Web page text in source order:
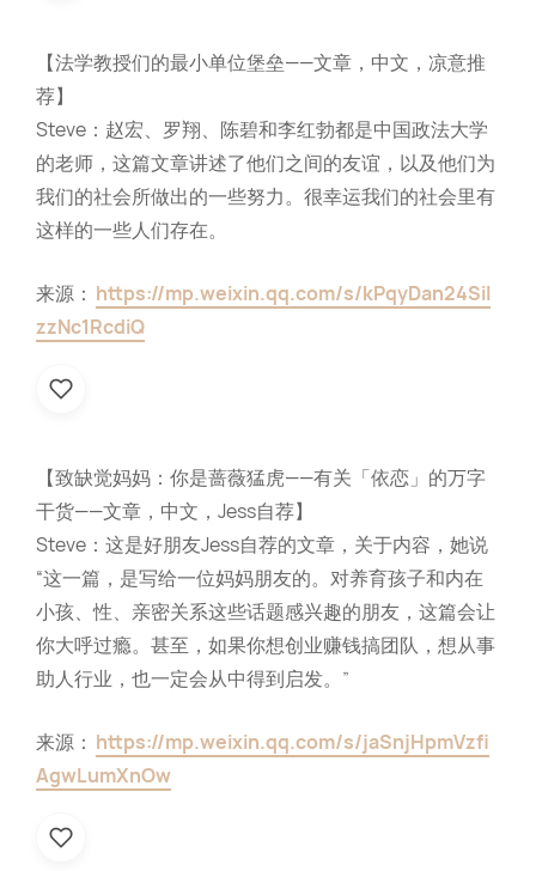
【法学教授们的最小单位堡垒——文章，中文，凉意推
荐】
Steve：赵宏、罗翔、陈碧和李红勃都是中国政法大学
的老师，这篇文章讲述了他们之间的友谊，以及他们为
我们的社会所做出的一些努力。很幸运我们的社会里有
这样的一些人们存在。
来源： https://mp.weixin.qq.com/s/kPqyDan24Sil
zzNc1RcdiQ
【致缺觉妈妈：你是蔷薇猛虎——有关「依恋」的万字
干货——文章，中文，Jess自荐】
Steve：这是好朋友Jess自荐的文章，关于内容，她说
“这一篇，是写给一位妈妈朋友的。对养育孩子和内在
小孩、性、亲密关系这些话题感兴趣的朋友，这篇会让
你大呼过瘾。甚至，如果你想创业赚钱搞团队，想从事
助人行业，也一定会从中得到启发。”
来源： https://mp.weixin.qq.com/s/jaSnjHpmVzfi
AgwLumXnOw